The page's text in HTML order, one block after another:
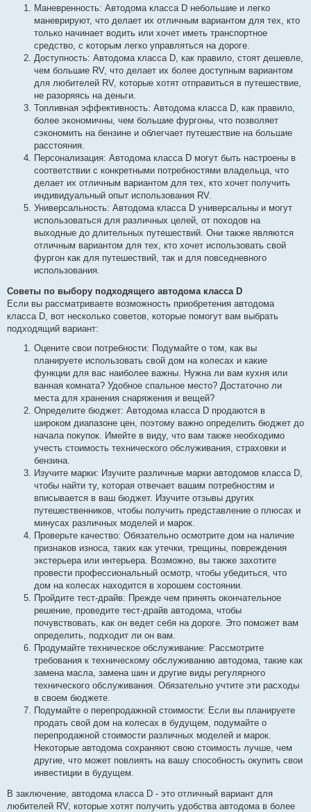
Маневренность: Автодома класса D небольшие и легко
маневрируют, что делает их отличным вариантом для тех, кто
только начинает водить или хочет иметь транспортное
средство, с которым легко управляться на дороге.
Доступность: Автодома класса D, как правило, стоят дешевле,
чем большие RV, что делает их более доступным вариантом
для любителей RV, которые хотят отправиться в путешествие,
не разоряясь на деньги.
Топливная эффективность: Автодома класса D, как правило,
более экономичны, чем большие фургоны, что позволяет
сэкономить на бензине и облегчает путешествие на большие
расстояния.
Персонализация: Автодома класса D могут быть настроены в
соответствии с конкретными потребностями владельца, что
делает их отличным вариантом для тех, кто хочет получить
индивидуальный опыт использования RV.
Универсальность: Автодома класса D универсальны и могут
использоваться для различных целей, от походов на
выходные до длительных путешествий. Они также являются
отличным вариантом для тех, кто хочет использовать свой
фургон как для путешествий, так и для повседневного
использования.
Советы по выбору подходящего автодома класса D
Если вы рассматриваете возможность приобретения автодома
класса D, вот несколько советов, которые помогут вам выбрать
подходящий вариант:
Оцените свои потребности: Подумайте о том, как вы
планируете использовать свой дом на колесах и какие
функции для вас наиболее важны. Нужна ли вам кухня или
ванная комната? Удобное спальное место? Достаточно ли
места для хранения снаряжения и вещей?
Определите бюджет: Автодома класса D продаются в
широком диапазоне цен, поэтому важно определить бюджет до
начала покупок. Имейте в виду, что вам также необходимо
учесть стоимость технического обслуживания, страховки и
бензина.
Изучите марки: Изучите различные марки автодомов класса D,
чтобы найти ту, которая отвечает вашим потребностям и
вписывается в ваш бюджет. Изучите отзывы других
путешественников, чтобы получить представление о плюсах и
минусах различных моделей и марок.
Проверьте качество: Обязательно осмотрите дом на наличие
признаков износа, таких как утечки, трещины, повреждения
экстерьера или интерьера. Возможно, вы также захотите
провести профессиональный осмотр, чтобы убедиться, что
дом на колесах находится в хорошем состоянии.
Пройдите тест-драйв: Прежде чем принять окончательное
решение, проведите тест-драйв автодома, чтобы
почувствовать, как он ведет себя на дороге. Это поможет вам
определить, подходит ли он вам.
Продумайте техническое обслуживание: Рассмотрите
требования к техническому обслуживанию автодома, такие как
замена масла, замена шин и другие виды регулярного
технического обслуживания. Обязательно учтите эти расходы
в своем бюджете.
Подумайте о перепродажной стоимости: Если вы планируете
продать свой дом на колесах в будущем, подумайте о
перепродажной стоимости различных моделей и марок.
Некоторые автодома сохраняют свою стоимость лучше, чем
другие, что может повлиять на вашу способность окупить свои
инвестиции в будущем.
В заключение, автодома класса D - это отличный вариант для
любителей RV, которые хотят получить удобства автодома в более